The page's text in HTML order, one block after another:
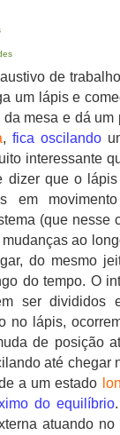
de
um lápis e
mesa e dá um
,fica oscilando
interessante
dizer que o
(que nesse
ao
do mesmo
do tempo. O
ser divididos
no lápis,
de posição
até chegar
a um estado
do equilíbrio
atuando